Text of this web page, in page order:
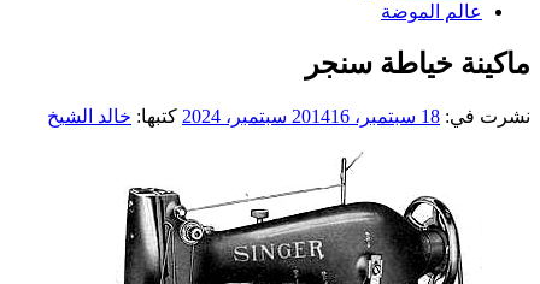
عالم الموضة
ماكينة خياطة سنجر
نشرت في: 18 سبتمبر، 2014 16 سبتمبر، 2024 كتبها: خالد الشيخ